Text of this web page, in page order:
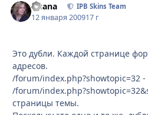
Fisana IPB Skins Team
12 января 200917 г
Это дубли. Каждой странице
адресов.
/forum/index.php?showtopic=32
/forum/
страницы темы.